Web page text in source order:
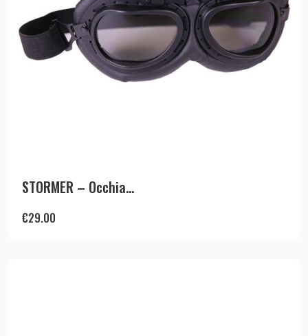
STORMER – Occhia...
€29.00